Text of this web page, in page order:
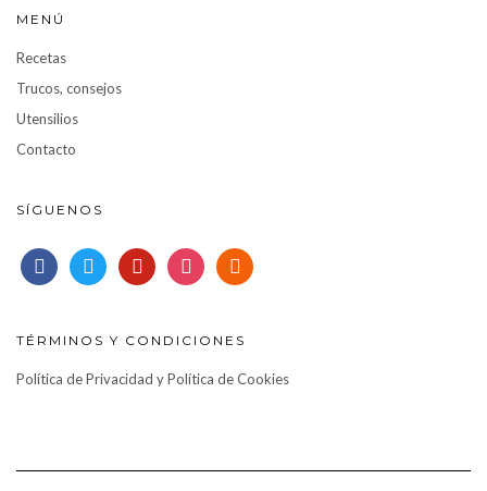
MENÚ
Recetas
Trucos, consejos
Utensilios
Contacto
SÍGUENOS
facebooktwitter pinterestinstagramrss
TÉRMINOS Y CONDICIONES
Política de Privacidad y Política de Cookies